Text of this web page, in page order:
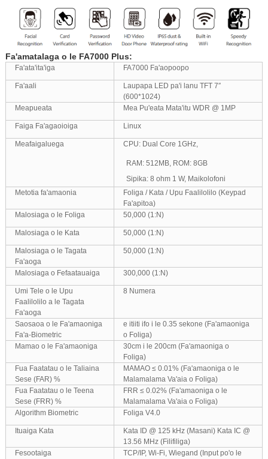
Fa'amatalaga o le FA7000 Plus:
Fa'ata'ita'iga FA7000 Fa'aopoopo
Fa'aali
Laupapa LED pa'i lanu TFT 7″
(600*1024)
Meapueata
Mea Pu'eata Mata'itu WDR @ 1MP
Faiga Fa'agaoioiga Linux
Meafaigaluega CPU: Dual Core 1GHz,
RAM: 512MB, ROM: 8GB
Sipika: 8 ohm 1 W, Maikolofoni
Metotia fa'amaonia
Foliga / Kata / Upu Faalilolilo (Keypad
Fa'apitoa)
Malosiaga o le Foliga
50,000 (1:N)
Malosiaga o le Kata 50,000 (1:N)
Malosiaga o le Tagata
Fa'aoga
50,000 (1:N)
Malosiaga o Fefaatauaiga 300,000 (1:N)
Umi Tele o le Upu
Faalilolilo a le Tagata
Fa'aoga
8 Numera
Saosaoa o le Fa'amaoniga
Fa'a-Biometric
e itiiti ifo i le 0.35 sekone (Fa'amaoniga
o Foliga)
Mamao o le Fa'amaoniga
30cm i le 200cm (Fa'amaoniga o
Foliga)
Fua Faatatau o le Taliaina
Sese (FAR) %
MAMAO ≤ 0.01% (Fa'amaoniga o le
Malamalama Va'aia o Foliga)
Fua Faatatau o le Teena
Sese (FRR) %
FRR ≤ 0.02% (Fa'amaoniga o le
Malamalama Va'aia o Foliga)
Algorithm Biometric
Foliga V4.0
Ituaiga Kata
Kata ID @ 125 kHz (Masani) Kata IC @
13.56 MHz (Filifiliga)
Fesootaiga
TCP/IP, Wi-Fi, Wiegand (Input po'o le